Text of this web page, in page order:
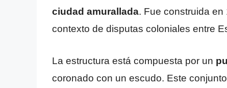
ciudad amurallada. Fue construida
contexto de disputas coloniales entre
La estructura está compuesta por un
coronado con un escudo. Este